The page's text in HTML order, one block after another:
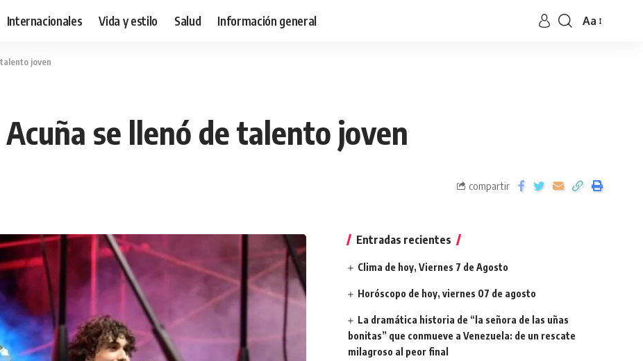
Internacionales Vida y estilo Salud Información general Aa
joven
se llenó de talento joven
compartir
Entradas recientes
Clima de hoy, Viernes 7 de Agosto
Horóscopo de hoy, viernes 07 de agosto
La dramática historia de “la señora de las uñas
bonitas” que conmueve a Venezuela: de un rescate
milagroso al peor final